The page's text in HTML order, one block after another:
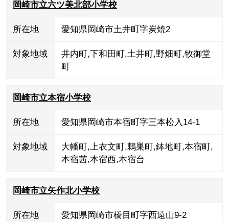
岡崎市立六ツ美北部小学校
所在地 愛知県岡崎市土井町字炭焼2
対象地域 井内町,下和田町,土井町,野畑町,牧御堂
町
岡崎市立本宿小学校
所在地 愛知県岡崎市本宿町字三本松入14-1
対象地域 大幡町,上衣文町,鶇巣町,鉢地町,本宿町,
本宿茜,本宿西,本宿台
岡崎市立矢作北小学校
所在地 愛知県岡崎市橋目町字西遠山9-2